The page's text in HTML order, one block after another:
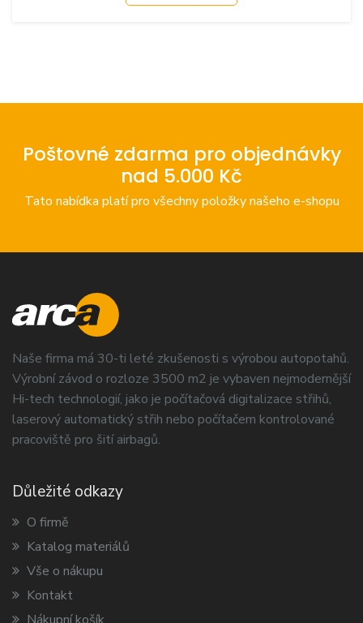
Poštovné zdarma pro objednávky
nad 5.000 Kč
Tato nabídka platí pro všechny položky našeho e-shopu
Naše firma má 30-ti leté zkušenosti s výrobou autopotahů.
Výrobní závod o rozloze 3500 m2 je vybaven nejmodernější
Hi-tech technologií, jako je počítačová digitalizace střihů,
laserový automatický střih nebo počítačem kontrolované
pracoviště pro šití airbagů.
Důležité odkazy
O firmě
Katalog materiálů
Vše o nákupu
Kontakt